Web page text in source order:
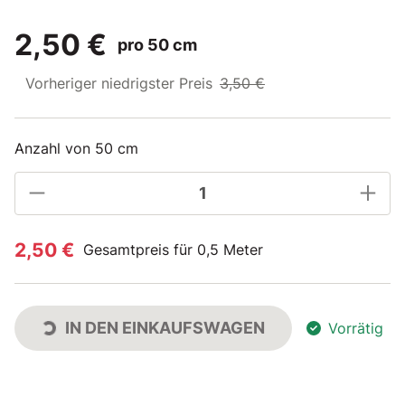
2,50 €
pro 50 cm
Vorheriger niedrigster Preis 3,50 €
Anzahl von 50 cm
2,50 € Gesamtpreis für 0,5 Meter
IN DEN EINKAUFSWAGEN Vorrätig